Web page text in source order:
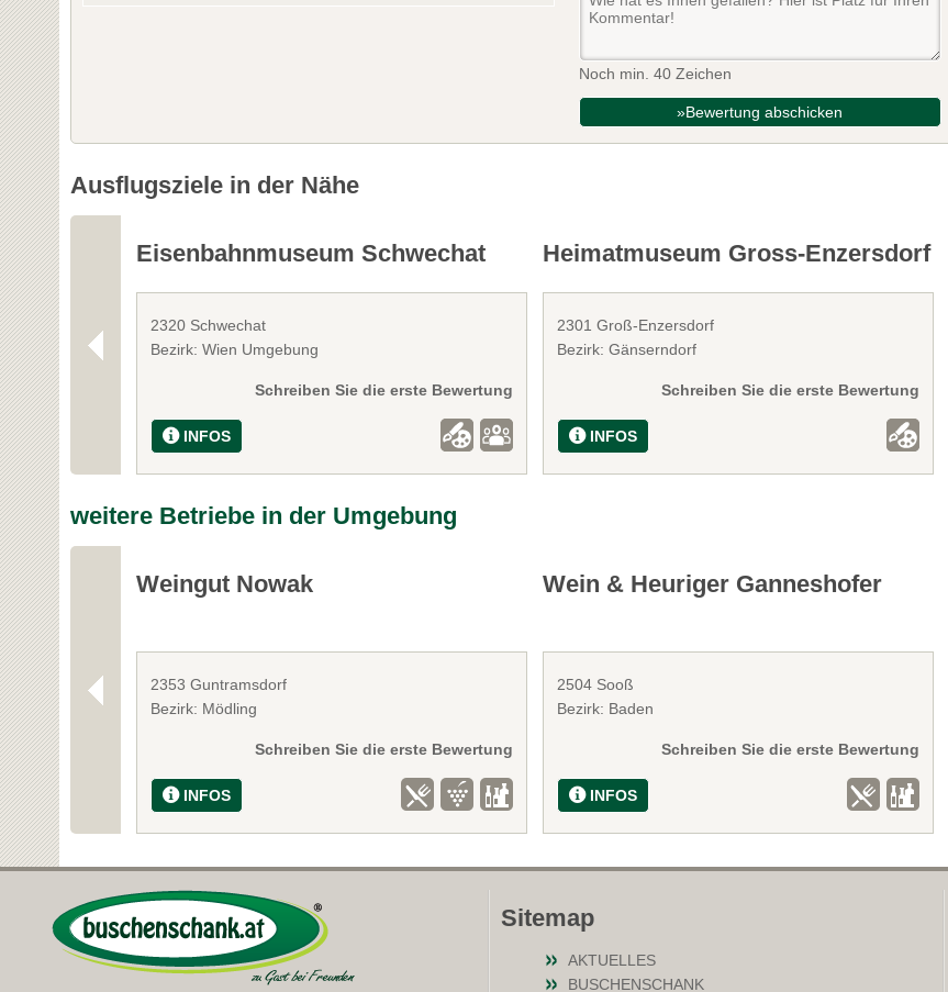
Noch min. 40 Zeichen
»Bewertung abschicken
Ausflugsziele in der Nähe
Eisenbahnmuseum Schwechat
2320 Schwechat
Bezirk: Wien Umgebung
Schreiben Sie die erste Bewertung
INFOS
Heimatmuseum Gross-Enzersdorf
2301 Groß-Enzersdorf
Bezirk: Gänserndorf
Schreiben Sie die erste Bewertung
INFOS
weitere Betriebe in der Umgebung
Weingut Nowak
2353 Guntramsdorf
Bezirk: Mödling
Schreiben Sie die erste Bewertung
INFOS
Wein & Heuriger Ganneshofer
2504 Sooß
Bezirk: Baden
Schreiben Sie die erste Bewertung
INFOS
Sitemap
AKTUELLES
BUSCHENSCHANK